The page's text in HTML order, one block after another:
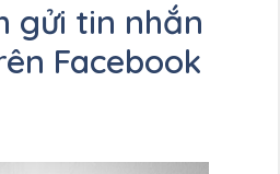
gửi tin nhắn
Facebook